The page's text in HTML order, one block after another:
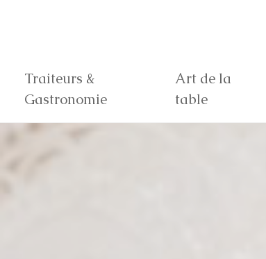
Traiteurs &
Gastronomie
Art de la
table